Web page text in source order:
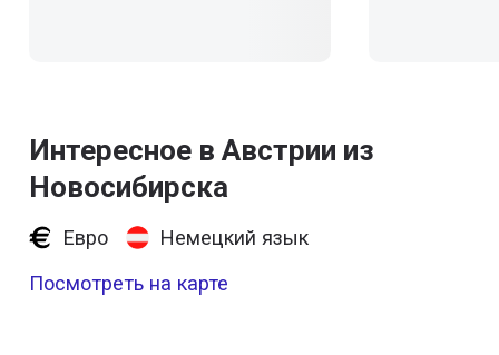
Интересное в Австрии из
Новосибирска
Евро
Немецкий язык
Посмотреть на карте